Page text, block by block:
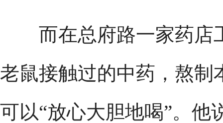
而在总府路一家药店
老鼠接触过的中药，熬制
可以“放心大胆地喝”。他